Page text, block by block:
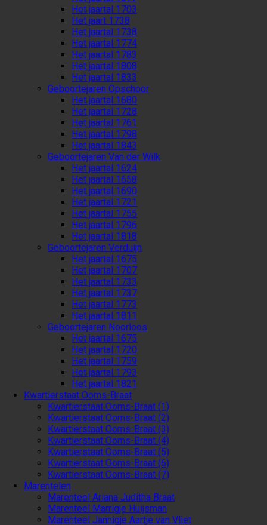
Het jaartal 1703
Het jaart 1738
Het jaartal 1738
Het jaartal 1774
Het jaartal 1783
Het jaartal 1808
Het jaartal 1833
Geboortejaren Opschoor
Het jaartal 1680
Het jaartal 1728
Het jaartal 1761
Het jaartal 1798
Het jaartal 1843
Geboortejaren Van der Wilk
Het jaartal 1624
Het jaartal 1658
Het jaartal 1690
Het jaartal 1721
Het jaartal 1755
Het jaartal 1796
Het jaartal 1818
Geboortejaren Verduijn
Het jaartal 1675
Het jaartal 1707
Het jaartal 1733
Het jaartal 1737
Het jaartal 1773
Het jaartal 1811
Geboortejaren Noorloos
Het jaartal 1675
Het jaartal 1720
Het jaartal 1759
Het jaartal 1793
Het jaartal 1821
Kwartierstaat Ooms-Braat
Kwartierstaat Ooms-Braat (1)
Kwartierstaat Ooms-Braat (2)
Kwartierstaat Ooms-Braat (3)
Kwartierstaat Ooms-Braat (4)
Kwartierstaat Ooms-Braat (5)
Kwartierstaat Ooms-Braat (6)
Kwartierstaat Ooms-Braat (7)
Marentelen
Marenteel Ariana Juditha Braat
Marenteel Marrigje Huijsman
Marenteel Jannigje Aartje van Vliet